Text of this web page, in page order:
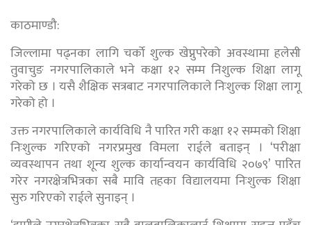
काठमाण्डौ:
जिल्लामा पढ्नका लागि चर्को शुल्क खेप्नुपरेको अवस्थामा हलेसी
तुवाचुङ नगरपालिकाले भने कक्षा १२ सम्म निशुल्क शिक्षा लागू
गरेको छ । यसै शैक्षिक सत्रबाट नगरपालिकाले निःशुल्क शिक्षा लागू
गरेको हो ।
उक्त नगरपालिकाले कार्यविधि नै पारित गरी कक्षा १२ सम्मको शिक्षा
निःशुल्क गरिएको नगरप्रमुख विमला राईले बताइन् । ‘परीक्षा
व्यवस्थापन तथा शून्य शुल्क कार्यान्वयन कार्यविधि २०७९’ पारित
गरेर नगरक्षेत्रभित्रका सबै मावि तहका विद्यालयमा निःशुल्क शिक्षा
सुरु गरिएको राईले सुनाइन् ।